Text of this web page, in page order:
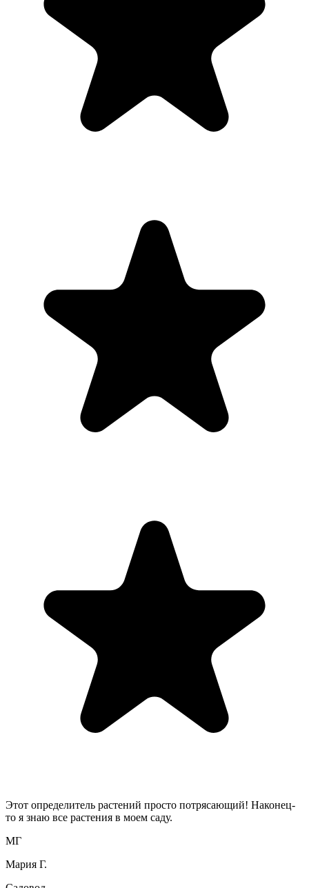
Этот определитель растений просто потрясающий! Наконец-
то я знаю все растения в моем саду.
МГ
Мария Г.